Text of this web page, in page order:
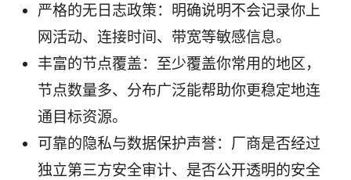
严格的无日志政策：明确说明不会记录你上
网活动、连接时间、带宽等敏感信息。
丰富的节点覆盖：至少覆盖你常用的地区，
节点数量多、分布广泛能帮助你更稳定地连
通目标资源。
可靠的隐私与数据保护声誉：厂商是否经过
独立第三方安全审计、是否公开透明的安全